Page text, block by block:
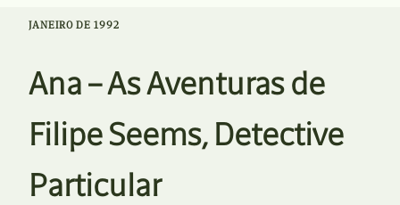
JANEIRO DE 1992
Ana – As Aventuras de
Filipe Seems, Detective
Particular